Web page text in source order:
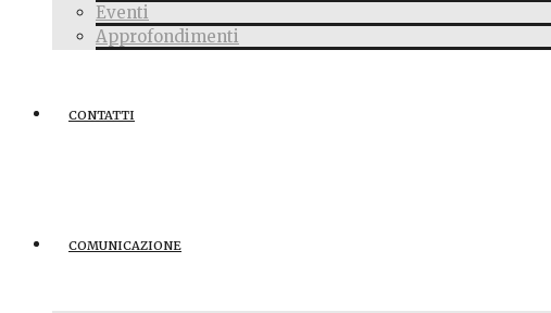
Eventi
Approfondimenti
CONTATTI
COMUNICAZIONE